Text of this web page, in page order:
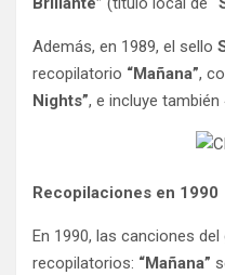
Además, en 1989, el sello
recopilatorio “Mañana”,
Nights”, e incluye también
Recopilaciones en 1990
En 1990, las canciones
recopilatorios: “Mañana”